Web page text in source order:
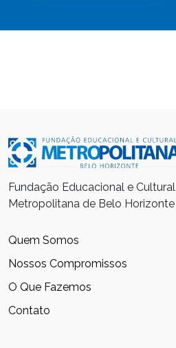
Fundação Educacional e Cultural
Metropolitana de Belo Horizonte
Quem Somos
Nossos Compromissos
O Que Fazemos
Contato